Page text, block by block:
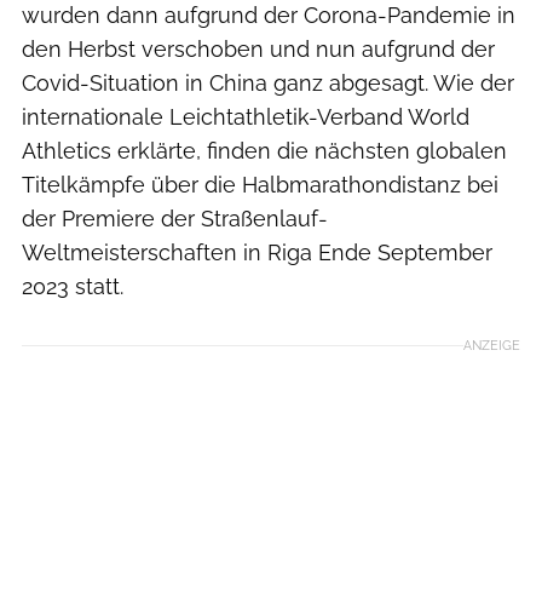
wurden dann aufgrund der Corona-Pandemie in
den Herbst verschoben und nun aufgrund der
Covid-Situation in China ganz abgesagt. Wie der
internationale Leichtathletik-Verband World
Athletics erklärte, finden die nächsten globalen
Titelkämpfe über die Halbmarathondistanz bei
der Premiere der Straßenlauf-
Weltmeisterschaften in Riga Ende September
2023 statt.
ANZEIGE